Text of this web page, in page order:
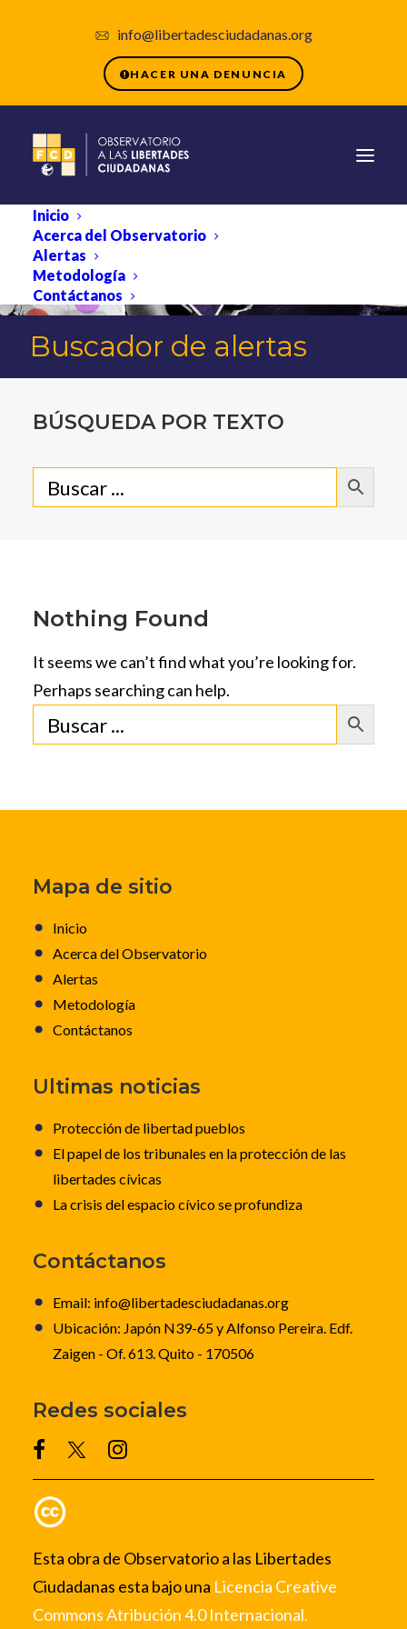
info@libertadesciudadanas.org
HACER UNA DENUNCIA
Inicio
Acerca del Observatorio
Alertas
Metodología
Contáctanos
Buscador de alertas
BÚSQUEDA POR TEXTO
Nothing Found
It seems we can’t find what you’re looking for.
Perhaps searching can help.
Mapa de sitio
Inicio
Acerca del Observatorio
Alertas
Metodología
Contáctanos
Ultimas noticias
Protección de libertad pueblos
El papel de los tribunales en la protección de las
libertades cívicas
La crisis del espacio cívico se profundiza
Contáctanos
Email: info@libertadesciudadanas.org
Ubicación: Japón N39-65 y Alfonso Pereira. Edf.
Zaigen - Of. 613. Quito - 170506
Redes sociales
Esta obra de Observatorio a las Libertades
Ciudadanas esta bajo una Licencia Creative
Commons Atribución 4.0 Internacional.